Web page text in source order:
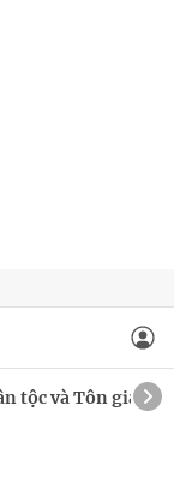
tộc và Tôn giáo